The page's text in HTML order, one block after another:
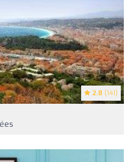
2.8 (141)